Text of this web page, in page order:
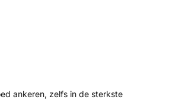
ankeren, zelfs in de sterkste